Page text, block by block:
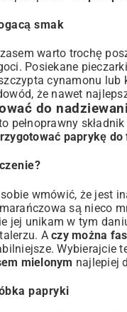
smak
warto trochę
Posiekane
cynamonu lub
że nawet
do
pełnoprawny
paprykę do
wmówić, że jest
są nieco
jej unikam w tym
A czy można
Wybierajcie
mielonym najlepiej
papryki